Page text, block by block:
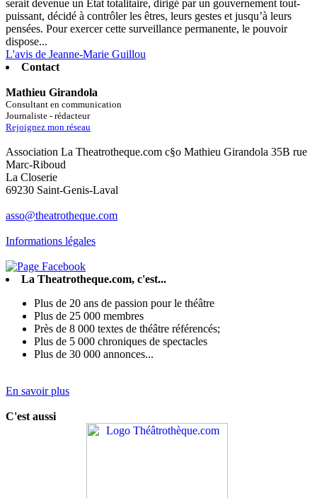
serait devenue un État totalitaire, dirigé par un gouvernement tout-
puissant, décidé à contrôler les êtres, leurs gestes et jusqu’à leurs
pensées. Pour exercer cette surveillance permanente, le pouvoir
dispose...
L'avis de Jeanne-Marie Guillou
Contact
Mathieu Girandola
Consultant en communication
Journaliste - rédacteur
Rejoignez mon réseau
Association La Theatrotheque.com c§o Mathieu Girandola 35B rue
Marc-Riboud
La Closerie
69230 Saint-Genis-Laval
asso@theatrotheque.com
Informations légales
La Theatrotheque.com, c'est...
Plus de 20 ans de passion pour le théâtre
Plus de 25 000 membres
Près de 8 000 textes de théâtre référencés;
Plus de 5 000 chroniques de spectacles
Plus de 30 000 annonces...
En savoir plus
C'est aussi